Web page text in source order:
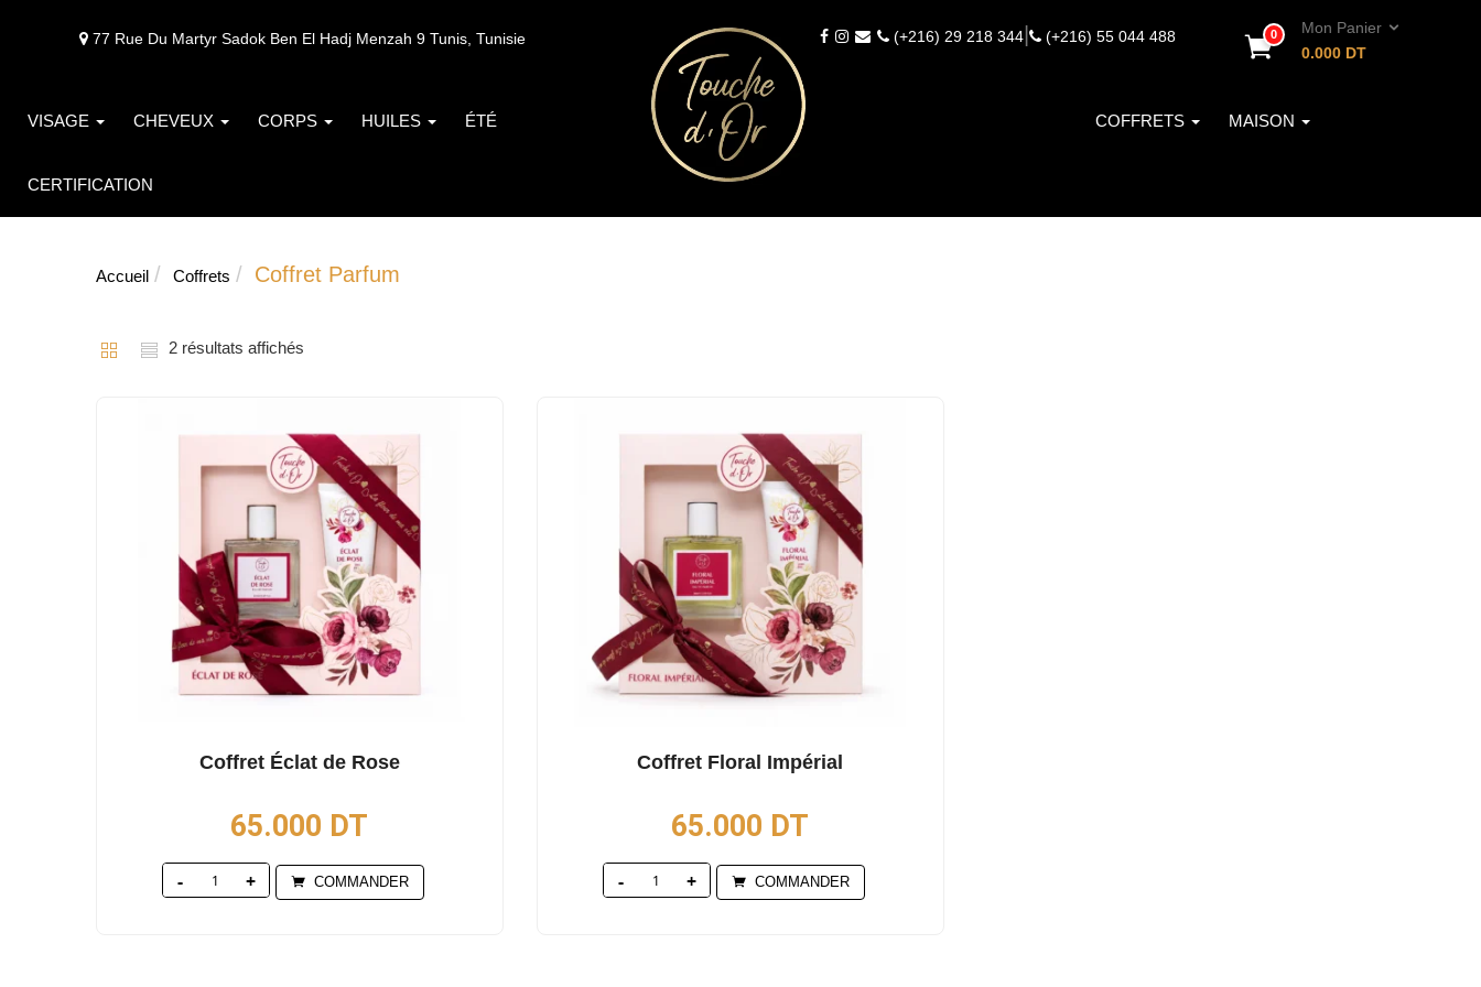
77 Rue Du Martyr Sadok Ben El Hadj Menzah 9 Tunis, Tunisie (+216) 29 218 344 (+216) 55 044 488 0
Mon Panier
0.000 DT
VISAGE CHEVEUX CORPS HUILES ÉTÉ COFFRETS MAISON
CERTIFICATION
Accueil Coffrets Coffret Parfum
2 résultats affichés
Coffret Éclat de Rose
65.000 DT
Quantity COMMANDER
Coffret Floral Impérial
65.000 DT
Quantity COMMANDER